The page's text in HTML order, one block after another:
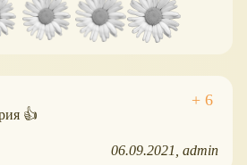
👍
06.09.2021 admin